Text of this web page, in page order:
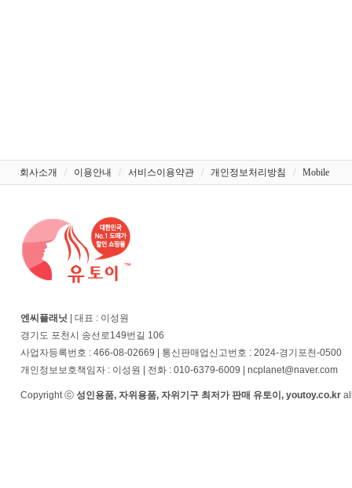
회사소개 / 이용안내 / 서비스이용약관 / 개인정보처리방침 / Mobile
엔씨플래닛 | 대표 : 이성원
경기도 포천시 송선로149번길 106
사업자등록번호 : 466-08-02669 | 통신판매업신고번호 : 2024-경기포천-0500
개인정보보호책임자 : 이성원 | 전화 : 010-6379-6009 | ncplanet@naver.com
Copyright ⓒ 성인용품, 자위용품, 자위기구 최저가 판매 유토이, youtoy.co.kr